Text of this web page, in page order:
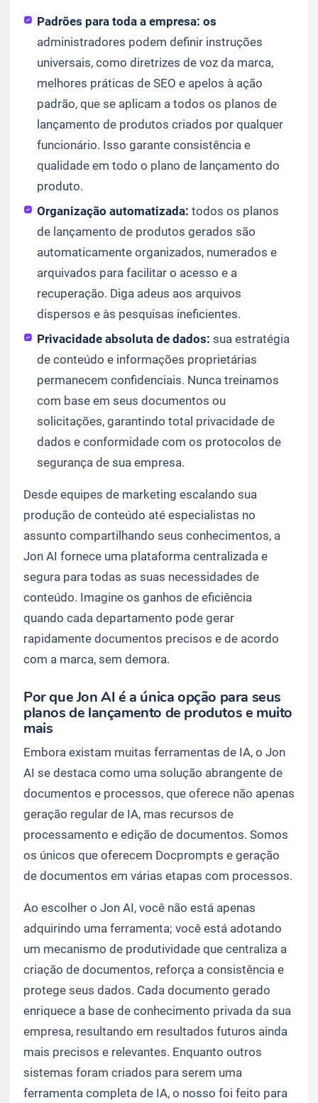
Padrões para toda a empresa: os
administradores podem definir instruções
universais, como diretrizes de voz da marca,
melhores práticas de SEO e apelos à ação
padrão, que se aplicam a todos os planos de
lançamento de produtos criados por qualquer
funcionário. Isso garante consistência e
qualidade em todo o plano de lançamento do
produto.
Organização automatizada: todos os planos
de lançamento de produtos gerados são
automaticamente organizados, numerados e
arquivados para facilitar o acesso e a
recuperação. Diga adeus aos arquivos
dispersos e às pesquisas ineficientes.
Privacidade absoluta de dados: sua estratégia
de conteúdo e informações proprietárias
permanecem confidenciais. Nunca treinamos
com base em seus documentos ou
solicitações, garantindo total privacidade de
dados e conformidade com os protocolos de
segurança de sua empresa.
Desde equipes de marketing escalando sua
produção de conteúdo até especialistas no
assunto compartilhando seus conhecimentos, a
Jon AI fornece uma plataforma centralizada e
segura para todas as suas necessidades de
conteúdo. Imagine os ganhos de eficiência
quando cada departamento pode gerar
rapidamente documentos precisos e de acordo
com a marca, sem demora.
Por que Jon AI é a única opção para seus
planos de lançamento de produtos e muito
mais
Embora existam muitas ferramentas de IA, o Jon
AI se destaca como uma solução abrangente de
documentos e processos, que oferece não apenas
geração regular de IA, mas recursos de
processamento e edição de documentos. Somos
os únicos que oferecem Docprompts e geração
de documentos em várias etapas com processos.
Ao escolher o Jon AI, você não está apenas
adquirindo uma ferramenta; você está adotando
um mecanismo de produtividade que centraliza a
criação de documentos, reforça a consistência e
protege seus dados. Cada documento gerado
enriquece a base de conhecimento privada da sua
empresa, resultando em resultados futuros ainda
mais precisos e relevantes. Enquanto outros
sistemas foram criados para serem uma
ferramenta completa de IA, o nosso foi feito para